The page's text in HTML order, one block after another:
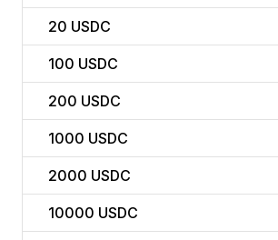
20 USDC
100 USDC
200 USDC
1000 USDC
2000 USDC
10000 USDC